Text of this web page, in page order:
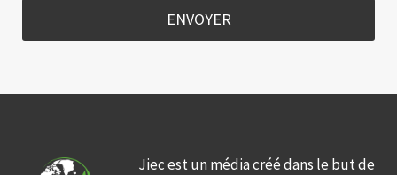
ENVOYER
Jiec est un média créé dans le but de